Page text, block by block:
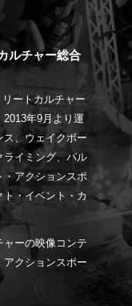
ルチャー総合
ートカルチャー
年9月より運
、ウェイクボー
ライミング、パル
・アクションスポ
・イベント・カ
ャーの映像コンテ
アクションスポー